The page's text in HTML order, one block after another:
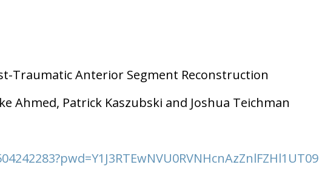
Traumatic Anterior Segment Reconstruction
Ahmed, Patrick Kaszubski and Joshua Teichman